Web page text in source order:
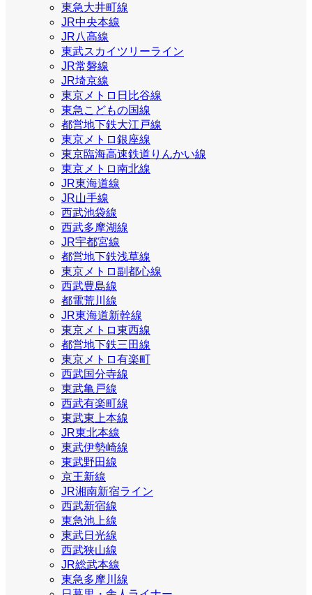
東急大井町線
JR中央本線
JR八高線
東武スカイツリーライン
JR常磐線
JR埼京線
東京メトロ日比谷線
東急こどもの国線
都営地下鉄大江戸線
東京メトロ銀座線
東京臨海高速鉄道りんかい線
東京メトロ南北線
JR東海道線
JR山手線
西武池袋線
西武多摩湖線
JR宇都宮線
都営地下鉄浅草線
東京メトロ副都心線
西武豊島線
都電荒川線
JR東海道新幹線
東京メトロ東西線
都営地下鉄三田線
東京メトロ有楽町
西武国分寺線
東武亀戸線
西武有楽町線
東武東上本線
JR東北本線
東武伊勢崎線
東武野田線
京王新線
JR湘南新宿ライン
西武新宿線
東急池上線
東武日光線
西武狭山線
JR総武本線
東急多摩川線